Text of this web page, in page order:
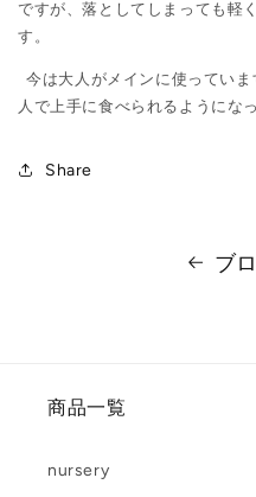
ですが、落としてしまっても軽
す。
今は大人がメインに使ってい
人で上手に食べられるようにな
Share
ブ
商品一覧
nursery